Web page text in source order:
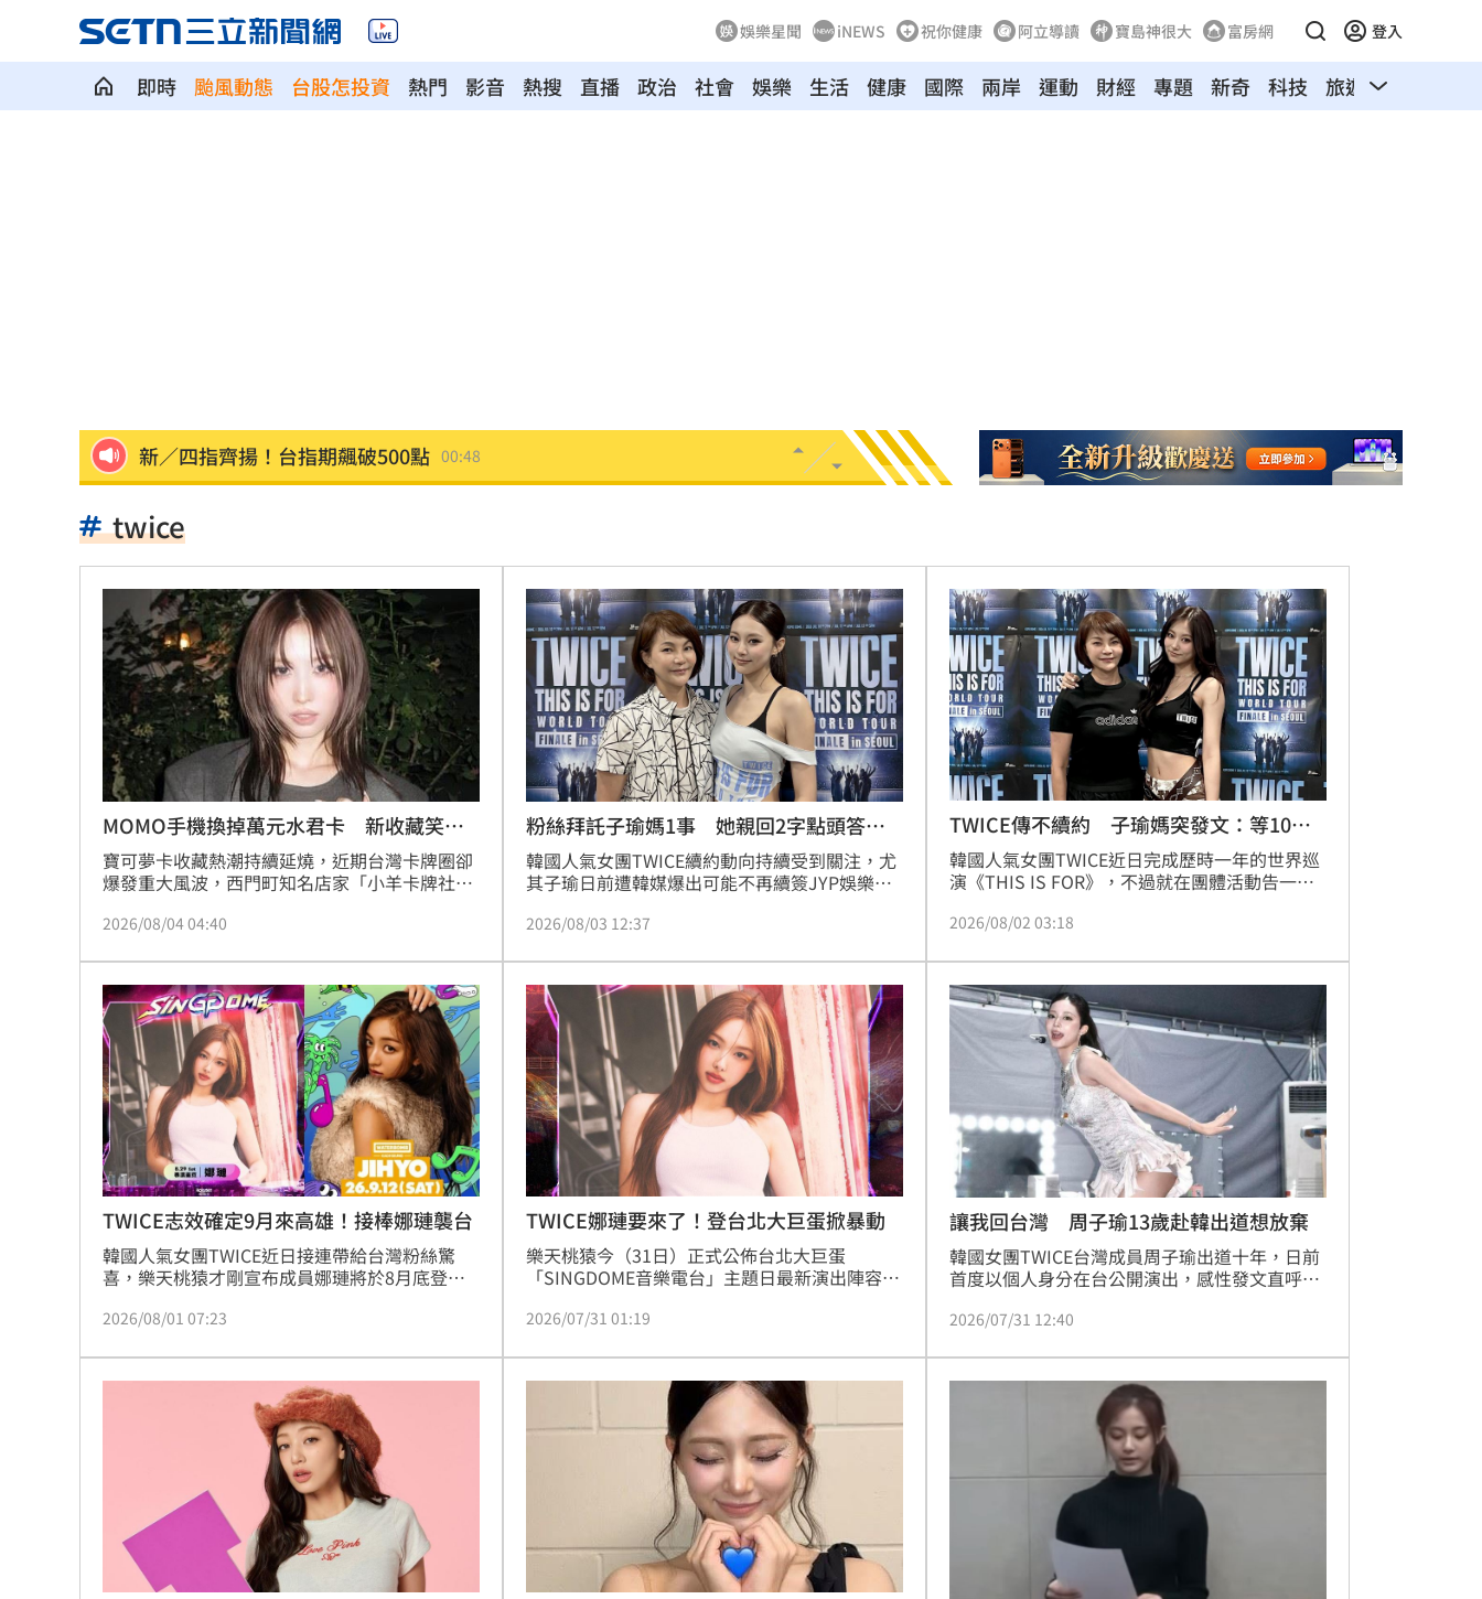
娛樂星聞 iNEWS 祝你健康 阿立導讀 寶島神很大 富房網 登入
即時 颱風動態 台股怎投資 熱門 影音 熱搜 直播 政治 社會 娛樂 生活 健康 國際 兩岸 運動 財經 專題 新奇 科技 旅遊 汽車
新／四指齊揚！台指期飆破500點 00:48
樂天女孩淚揭往事 愛意表達障礙遭重擊 00:41
一張百萬太貴！他公開高價股買法：賺30萬 00:36
獨／海外遊學增強外語 台人夯英、美、加 00:31
長尾獼猴失控狂襲居民！官方追查異常原因 00:26
伊波拉失控！專家憂病毒恐已突變
飲料空盒找嘸地方丟 騎車咬著遭攔查槓警 00:23
63歲章小蕙吐露心聲：後悔當年嫁給鍾鎮濤
白海豚颱風擺盪逼近！雨到「這時」才趨緩 00:19
最遺憾童年記憶空白 禹菡：當年真不懂事 00:12
每股配12.8元的它 Ｑ2營收曝光 00:00
連續2場安打！ 林安可掃二壘打貢獻1打點 23:59
歐洲避暑天堂失守！地中海熱到像溫泉
台灣彩券開獎直播中 20:31
LIVE三立+24小時直播 15:27
三立iNEWS新聞台線上直播
台彩父親節推新刮刮樂千萬頭獎超「爸」氣
商場戰國來臨 台中「頂奢大道」逐漸成形
「拍片人的多重宇宙」職涯論壇9/12登場！
8國球員齊聚高雄 Formosa 7s掀足球熱潮
理想混蛋號召粉絲跨海追星吃美食！
twice
MOMO手機換掉萬元水君卡 新收藏笑翻
粉絲
寶可夢卡收藏熱潮持續延燒，近期台灣卡牌圈卻
爆發重大風波，西門町知名店家「小羊卡牌社」
就在收藏市場震盪之際，韓國人氣女團TWICE成
她的選擇卻讓粉絲笑翻。林宜君
2026/08/04 04:40
粉絲拜託子瑜媽1事 她親回2字點頭答應
了
韓國人氣女團TWICE續約動向持續受到關注，尤
其子瑜日前遭韓媒爆出可能不再續簽JYP娛樂個
界熱議。不過JYP娛樂隨後回應，目前續約仍在
2026/08/03 12:37
TWICE傳不續約 子瑜媽突發文：等10年
了
韓國人氣女團TWICE近日完成歷時一年的世界巡
演《THIS IS FOR》，不過就在團體活動告一段
JYP娛樂日前證實，目前正與成員討論續約事
時，子瑜媽媽也透過社群平台發文，感性寫下
「等待10年了」，引發粉絲熱烈討論。
2026/08/02 03:18
TWICE志效確定9月來高雄！接棒娜璉襲台
韓國人氣女團TWICE近日接連帶給台灣粉絲驚
喜，樂天桃猿才剛宣布成員娜璉將於8月底登上
台。WATERBOMB KAOHSIUNG 2026今（1日）
SPECIAL HEADLINER身分，於9月12日登上高雄
WATERBOMB舞台。」消息曝光後，ONCE瞬間
暴動，直呼：「志效的兵集合！」
2026/08/01 07:23
TWICE娜璉要來了！登台北大巨蛋掀暴動
樂天桃猿今（31日）正式公佈台北大巨蛋
「SINGDOME音樂電台」主題日最新演出陣容，
確定將於8月29日登台，擔任當天賽事結束後的
ONCE（TWICE粉絲名）暴動不已，不少人直呼
「今年最強賽後演出誕生」。
2026/07/31 01:19
讓我回台灣 周子瑜13歲赴韓出道想放棄
韓國女團TWICE台灣成員周子瑜出道十年，日前
首度以個人身分在台公開演出，感性發文直呼回
隔閡與練習辛苦萌生退意，甚至想過在選秀節目
工作人員暖心鼓勵，加上她不懈努力展現驚人進
步，最終獲朴軫永青睞破例入選TWICE。粉絲感
念那位貴人的鼓勵，見證她如今狀態極佳，從青
澀練習生蛻變為閃耀巨星，十年成長歷程備受讚
2026/07/31 12:40